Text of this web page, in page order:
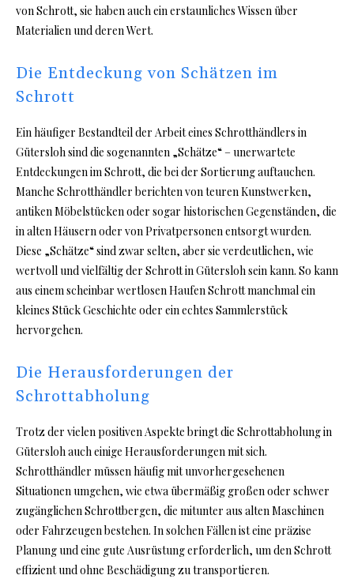
von Schrott, sie haben auch ein erstaunliches Wissen über
Materialien und deren Wert.
Die Entdeckung von Schätzen im
Schrott
Ein häufiger Bestandteil der Arbeit eines Schrotthändlers in
Gütersloh sind die sogenannten „Schätze“ – unerwartete
Entdeckungen im Schrott, die bei der Sortierung auftauchen.
Manche Schrotthändler berichten von teuren Kunstwerken,
antiken Möbelstücken oder sogar historischen Gegenständen, die
in alten Häusern oder von Privatpersonen entsorgt wurden.
Diese „Schätze“ sind zwar selten, aber sie verdeutlichen, wie
wertvoll und vielfältig der Schrott in Gütersloh sein kann. So kann
aus einem scheinbar wertlosen Haufen Schrott manchmal ein
kleines Stück Geschichte oder ein echtes Sammlerstück
hervorgehen.
Die Herausforderungen der
Schrottabholung
Trotz der vielen positiven Aspekte bringt die Schrottabholung in
Gütersloh auch einige Herausforderungen mit sich.
Schrotthändler müssen häufig mit unvorhergesehenen
Situationen umgehen, wie etwa übermäßig großen oder schwer
zugänglichen Schrottbergen, die mitunter aus alten Maschinen
oder Fahrzeugen bestehen. In solchen Fällen ist eine präzise
Planung und eine gute Ausrüstung erforderlich, um den Schrott
effizient und ohne Beschädigung zu transportieren.